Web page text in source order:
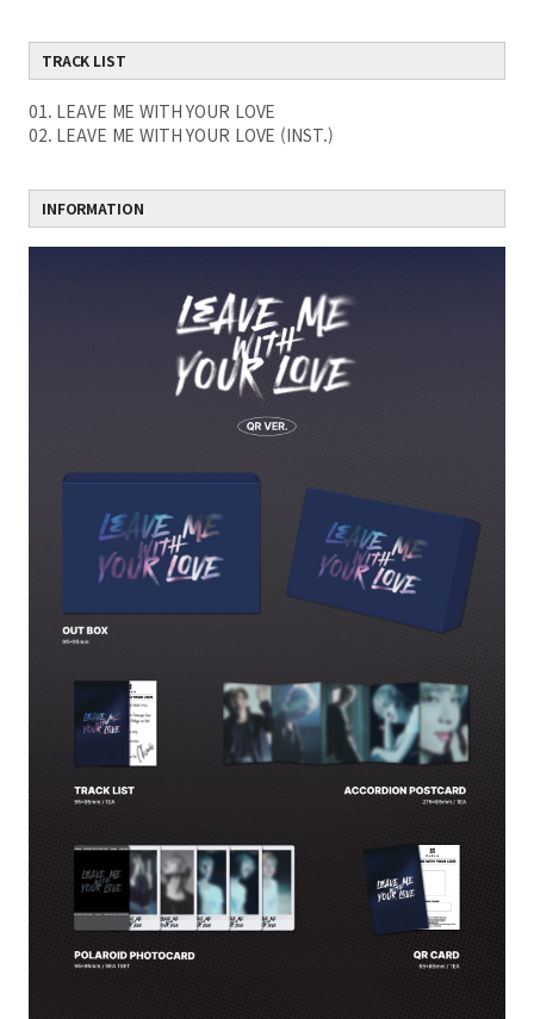
TRACK LIST
01. LEAVE ME WITH YOUR LOVE
02. LEAVE ME WITH YOUR LOVE (INST.)
INFORMATION